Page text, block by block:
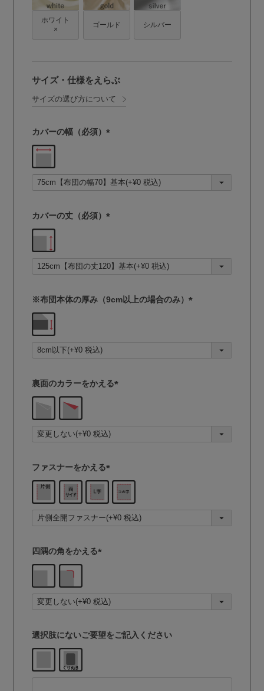
ホワイト
×
ゴールド シルバー
サイズ・仕様をえらぶ
サイズの選び方について
カバーの幅（必須）
須
)
カバーの丈（必須）
須
)
※布団本体の厚み（9cm以上の場合のみ）
須
)
裏面のカラーをかえる
須
)
ファスナーをかえる
(
須
)
四隅の角をかえる
須
)
選択肢にないご要望をご記入ください